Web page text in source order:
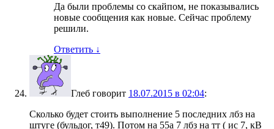
Да были проблемы со скайпом, не показывались
новые сообщения как новые. Сейчас проблему
решили.
Ответить ↓
Глеб говорит 18.07.2015 в 02:04:
Сколько будет стоить выполнение 5 последних лбз на
штуге (бульдог, т49). Потом на 55а 7 лбз на тт ( ис 7, кВ